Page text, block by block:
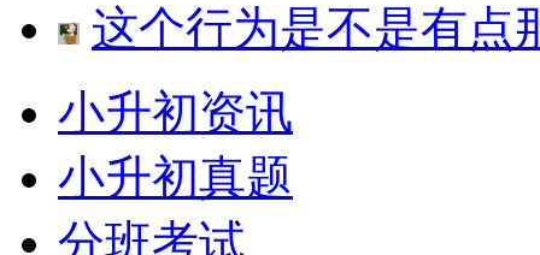
这个行为是不是有点
小升初资讯
小升初真题
分班考试